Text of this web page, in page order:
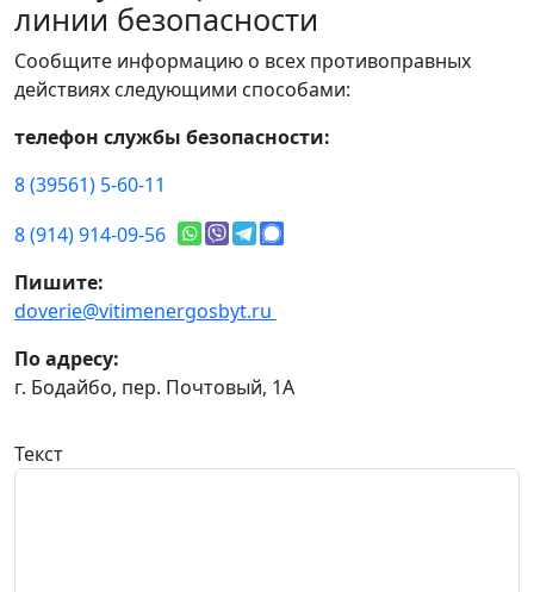
линии безопасности
Сообщите информацию о всех противоправных
действиях следующими способами:
телефон службы безопасности:
8 (39561) 5-60-11
8 (914) 914-09-56
Пишите:
doverie@vitimenergosbyt.ru
По адресу:
г. Бодайбо, пер. Почтовый, 1А
Текст